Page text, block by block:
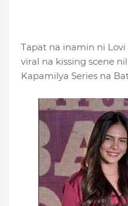
Tapat na inamin ni
viral na kissing scene
Kapamilya Series na